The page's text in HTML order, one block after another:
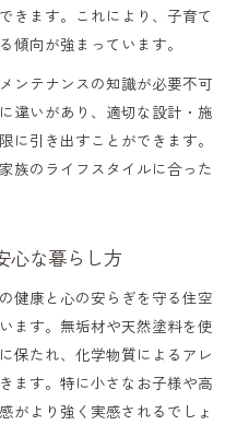
環境が快適になる仕
世帯に与える安心感
快適な住空間とは
が快適さを生む理由
内環境の変化を解説
立つ仕組みとは
康効果を体感する暮
守る家づくりの工夫
材住宅の魅力
きます。これにより、子育て
傾向が強まっています。
ンテナンスの知識が必要不可
違いがあり、適切な設計・施
に引き出すことができます。
族のライフスタイルに合った
心な暮らし方
健康と心の安らぎを守る住空
ます。無垢材や天然塗料を使
保たれ、化学物質によるアレ
ます。特に小さなお子様や高
がより強く実感されるでしょ